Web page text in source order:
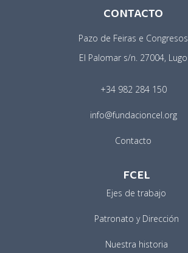
CONTACTO
Pazo de Feiras e Congresos
El Palomar s/n. 27004, Lugo
+34 982 284 150
info@fundacioncel.org
Contacto
FCEL
Ejes de trabajo
Patronato y Dirección
Nuestra historia